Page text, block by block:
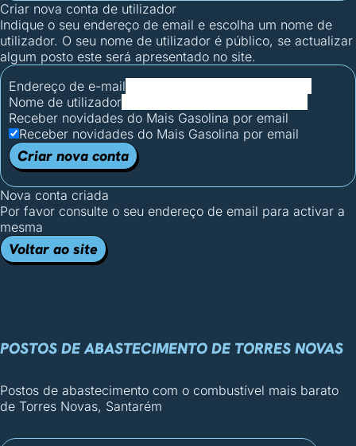
Criar nova conta de utilizador
Indique o seu endereço de email e escolha um nome de
utilizador. O seu nome de utilizador é público, se actualizar
algum posto este será apresentado no site.
Endereço de e-mail
Nome de utilizador
Receber novidades do Mais Gasolina por email
Receber novidades do Mais Gasolina por email
Criar nova conta
Nova conta criada
Por favor consulte o seu endereço de email para activar a
mesma
Voltar ao site
POSTOS DE ABASTECIMENTO DE TORRES NOVAS
Postos de abastecimento com o combustível mais barato
de Torres Novas, Santarém